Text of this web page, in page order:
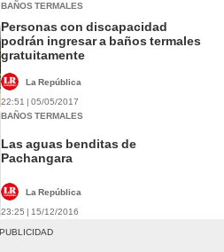
BAÑOS TERMALES
Personas con discapacidad
podrán ingresar a baños termales
gratuitamente
La República
22:51 | 05/05/2017
BAÑOS TERMALES
Las aguas benditas de
Pachangara
La República
23:25 | 15/12/2016